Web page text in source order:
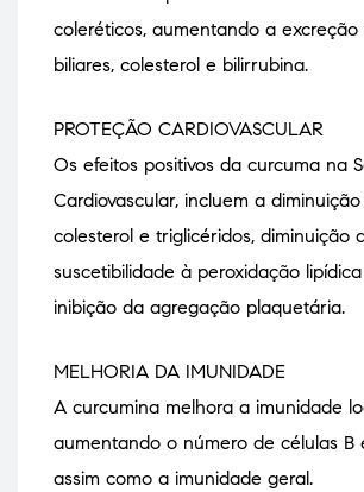
coleréticos, aumentando a excreção
biliares, colesterol e bilirrubina.
PROTEÇÃO CARDIOVASCULAR
Os efeitos positivos da curcuma na
Cardiovascular, incluem a
colesterol e triglicéridos, diminuição
suscetibilidade à peroxidação
inibição da agregação plaquetária.
MELHORIA DA IMUNIDADE
A curcumina melhora a imunidade
aumentando o número de células B
assim como a imunidade geral.